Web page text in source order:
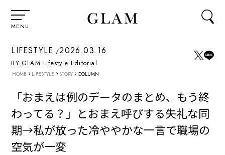
MENU
LIFESTYLE 2026.03.16
BY GLAM Lifestyle Editorial
HOME › LIFESTYLE › STORY › COLUMN
「おまえは例のデータのまとめ、もう終
わってる？」とおまえ呼びする失礼な同
期→私が放った冷ややかな一言で職場の
空気が一変